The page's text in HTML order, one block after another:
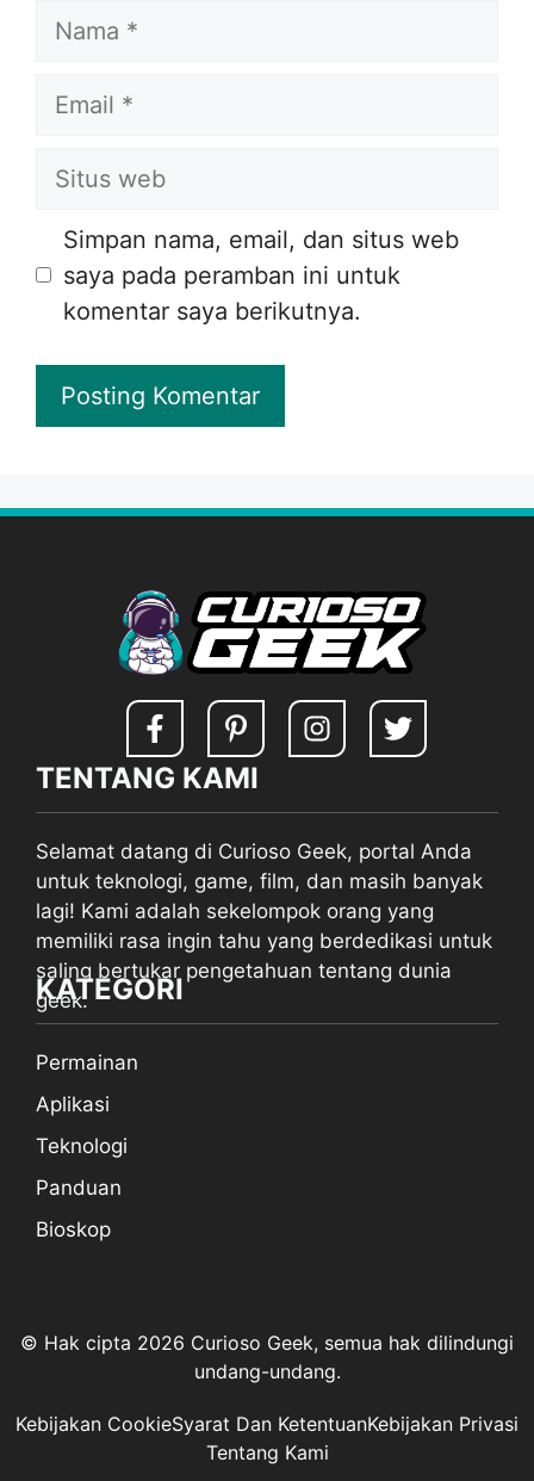
Nama
Email
Situs
Simpan nama, email, dan situs web
saya pada peramban ini untuk
komentar saya berikutnya.
TENTANG KAMI
Selamat datang di Curioso Geek, portal Anda
untuk teknologi, game, film, dan masih banyak
lagi! Kami adalah sekelompok orang yang
memiliki rasa ingin tahu yang berdedikasi untuk
saling bertukar pengetahuan tentang dunia
geek.
KATEGORI
Permainan
Aplikasi
Teknologi
Panduan
Bioskop
© Hak cipta 2026 Curioso Geek, semua hak dilindungi
undang-undang.
Kebijakan Privasi
Syarat Dan Ketentuan
Kebijakan Cookie
Tentang Kami